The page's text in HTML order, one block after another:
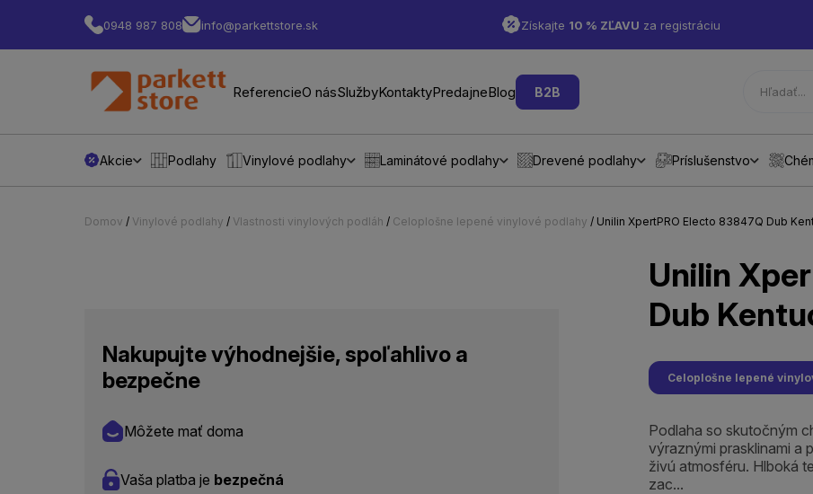
0948 987 808 info@parkettstore.sk Získajte 10 % ZĽAVU za registráciu
ReferencieO násSlužbyKontaktyPredajneBlog B2B
Akcie Podlahy Vinylové podlahy Laminátové podlahy Drevené podlahy Príslušenstvo
Domov / Vinylové podlahy / Vlastnosti vinylových podláh / Celoplošne lepené vinylové podlahy / Unilin XpertPRO Electo 83847Q Dub
Nakupujte výhodnejšie, spoľahlivo a
bezpečne
Môžete mať doma
Vaša platba je bezpečná
Unilin
Dub
Celoplošne lepené
Podlaha so skutočným
výraznými prasklinami a
živú atmosféru. Hlboká
zac...